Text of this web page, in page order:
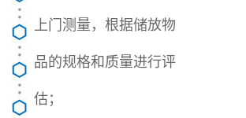
上门测量，根据储放物
品的规格和质量进行评
估；